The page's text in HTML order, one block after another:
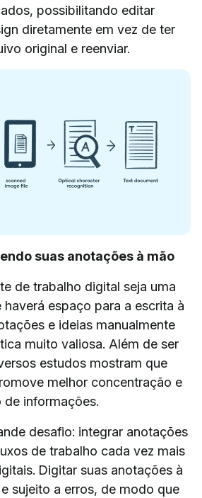
possibilitando editar
diretamente em vez de ter
original e reenviar.
suas anotações à mão
de trabalho digital seja uma
haverá espaço para a escrita à
e ideias manualmente
muito valiosa. Além de ser
estudos mostram que
melhor concentração e
de informações.
desafio: integrar anotações
de trabalho cada vez mais
Digitar suas anotações à
sujeito a erros, de modo que